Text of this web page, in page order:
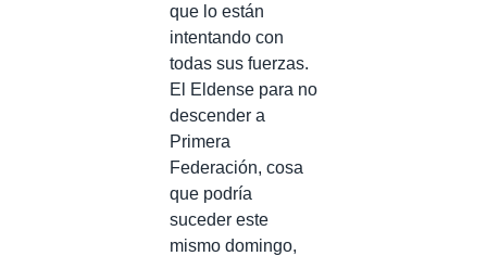
que lo están
intentando con
todas sus fuerzas.
El Eldense para no
descender a
Primera
Federación, cosa
que podría
suceder este
mismo domingo,